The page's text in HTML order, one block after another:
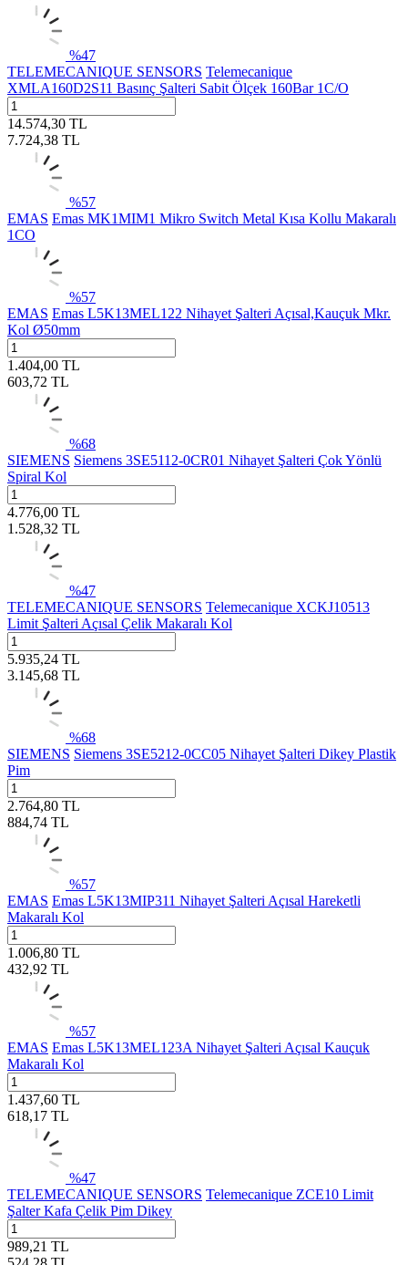
%47
TELEMECANIQUE SENSORS Telemecanique
XMLA160D2S11 Basınç Şalteri Sabit Ölçek 160Bar 1C/O
14.574,30 TL
7.724,38 TL
%57
EMAS Emas MK1MIM1 Mikro Switch Metal Kısa Kollu Makaralı
1CO
%57
EMAS Emas L5K13MEL122 Nihayet Şalteri Açısal,Kauçuk Mkr.
Kol Ø50mm
1.404,00 TL
603,72 TL
%68
SIEMENS Siemens 3SE5112-0CR01 Nihayet Şalteri Çok Yönlü
Spiral Kol
4.776,00 TL
1.528,32 TL
%47
TELEMECANIQUE SENSORS Telemecanique XCKJ10513
Limit Şalteri Açısal Çelik Makaralı Kol
5.935,24 TL
3.145,68 TL
%68
SIEMENS Siemens 3SE5212-0CC05 Nihayet Şalteri Dikey Plastik
Pim
2.764,80 TL
884,74 TL
%57
EMAS Emas L5K13MIP311 Nihayet Şalteri Açısal Hareketli
Makaralı Kol
1.006,80 TL
432,92 TL
%57
EMAS Emas L5K13MEL123A Nihayet Şalteri Açısal Kauçuk
Makaralı Kol
1.437,60 TL
618,17 TL
%47
TELEMECANIQUE SENSORS Telemecanique ZCE10 Limit
Şalter Kafa Çelik Pim Dikey
989,21 TL